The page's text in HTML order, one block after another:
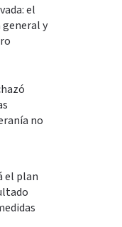
el
general y
no
el plan